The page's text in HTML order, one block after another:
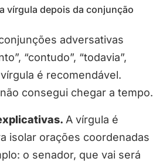
vírgula depois da conjunção
adversativas
“contudo”, “todavia”,
é recomendável.
consegui chegar a tempo.
A vírgula é
isolar orações coordenadas
o senador, que vai será